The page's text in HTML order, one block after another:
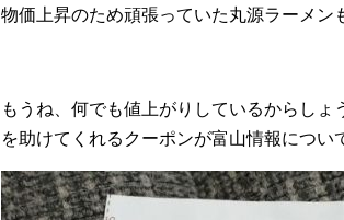
物価上昇のため頑張っていた丸源ラーメン
もうね、何でも値上がりしているからし
を助けてくれるクーポンが富山情報につい